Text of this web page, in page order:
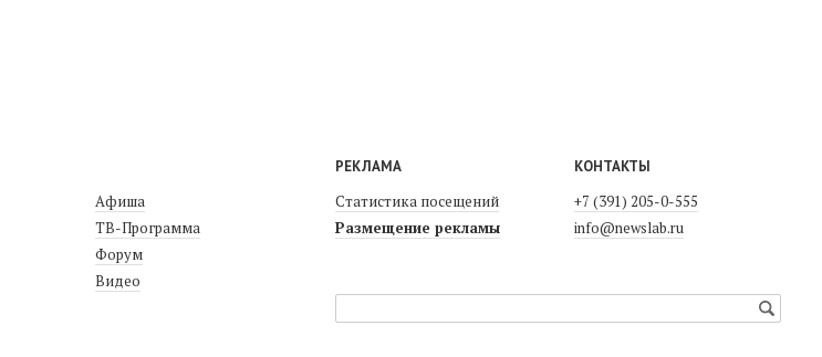
Афиша
ТВ-Программа
Форум
Видео
РЕКЛАМА
Статистика посещений
Размещение рекламы
КОНТАКТЫ
+7 (391) 205-0-555
info@newslab.ru